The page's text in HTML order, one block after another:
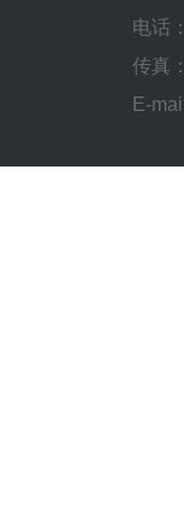
电话
传真
E-